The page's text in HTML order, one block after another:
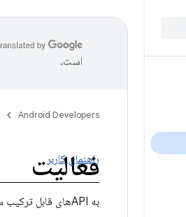
است.
Android Developers
فعالیت
راهنمای کاربر
به APIهای قابل ترکیب ساخته شده بر روی Activity دسترسی داشته باشید.